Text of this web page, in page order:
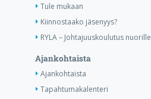
Tule mukaan
Kiinnostaako jäsenyys?
RYLA – Johtajuuskoulutus nuorille
Ajankohtaista
Ajankohtaista
Tapahtumakalenteri